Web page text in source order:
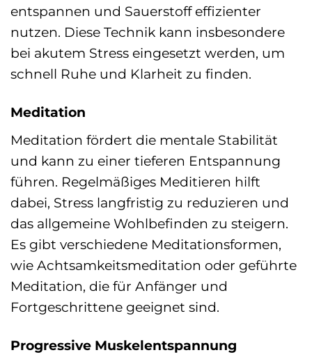
entspannen und Sauerstoff effizienter
nutzen. Diese Technik kann insbesondere
bei akutem Stress eingesetzt werden, um
schnell Ruhe und Klarheit zu finden.
Meditation
Meditation fördert die mentale Stabilität
und kann zu einer tieferen Entspannung
führen. Regelmäßiges Meditieren hilft
dabei, Stress langfristig zu reduzieren und
das allgemeine Wohlbefinden zu steigern.
Es gibt verschiedene Meditationsformen,
wie Achtsamkeitsmeditation oder geführte
Meditation, die für Anfänger und
Fortgeschrittene geeignet sind.
Progressive Muskelentspannung